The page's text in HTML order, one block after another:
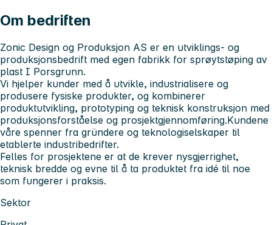
Om bedriften
Zonic Design og Produksjon AS er en utviklings- og
produksjonsbedrift med egen fabrikk for sprøytstøping av
plast I Porsgrunn.
Vi hjelper kunder med å utvikle, industrialisere og
produsere fysiske produkter, og kombinerer
produktutvikling, prototyping og teknisk konstruksjon med
produksjonsforståelse og prosjektgjennomføring.Kundene
våre spenner fra gründere og teknologiselskaper til
etablerte industribedrifter.
Felles for prosjektene er at de krever nysgjerrighet,
teknisk bredde og evne til å ta produktet fra idé til noe
som fungerer i praksis.
Sektor